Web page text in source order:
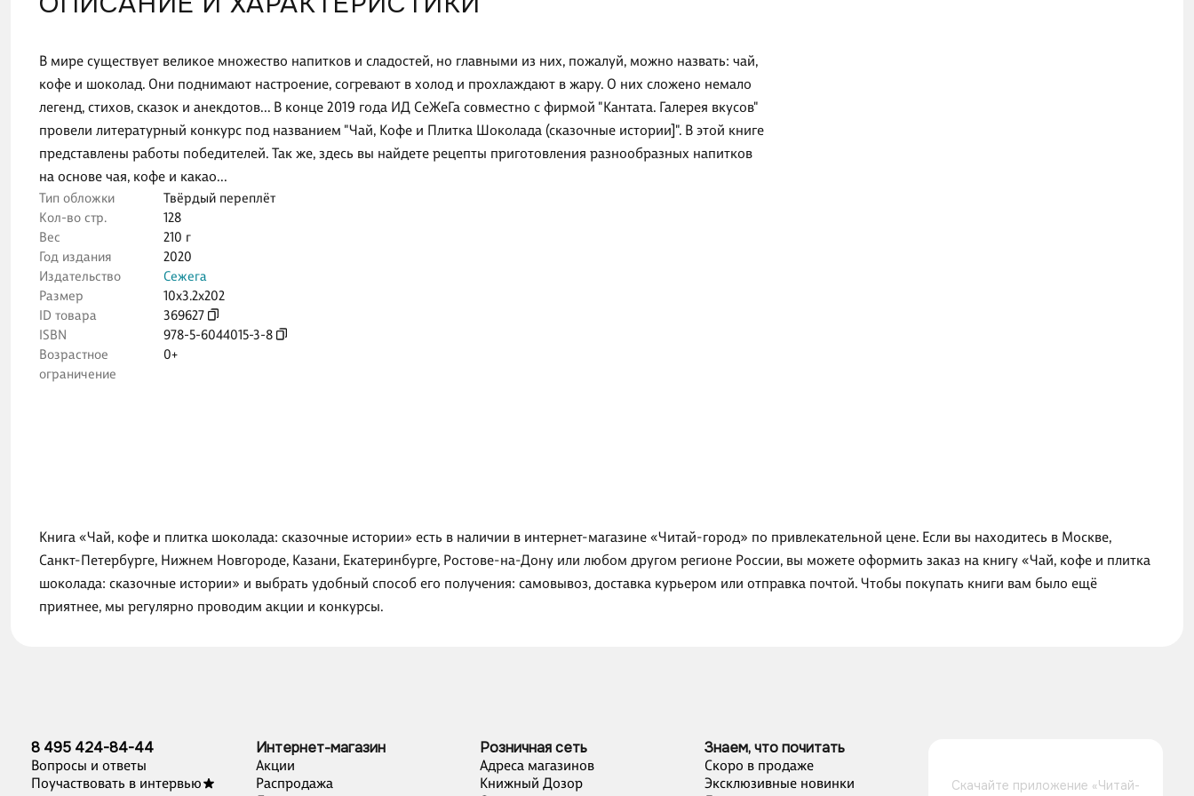
В мире существует великое множество напитков и сладостей, но главными из них, пожалуй, можно назвать: чай,
кофе и шоколад. Они поднимают настроение, согревают в холод и прохлаждают в жару. О них сложено немало
легенд, стихов, сказок и анекдотов... В конце 2019 года ИД СеЖеГа совместно с фирмой "Кантата. Галерея вкусов"
провели литературный конкурс под названием "Чай, Кофе и Плитка Шоколада (сказочные истории]". В этой книге
представлены работы победителей. Так же, здесь вы найдете рецепты приготовления разнообразных напитков
на основе чая, кофе и какао...
Тип обложки
Твёрдый переплёт
Кол-во стр.
128
Вес
210 г
Год издания
2020
Издательство
Сежега
Размер
10x3.2x202
ID товара
369627
ISBN
978-5-6044015-3-8
Возрастное
ограничение
0+
Книга «Чай, кофе и плитка шоколада: сказочные истории» есть в наличии в интернет-магазине «Читай-город» по привлекательной цене. Если вы находитесь в Москве,
Санкт-Петербурге, Нижнем Новгороде, Казани, Екатеринбурге, Ростове-на-Дону или любом другом регионе России, вы можете оформить заказ на книгу «Чай, кофе и плитка
шоколада: сказочные истории» и выбрать удобный способ его получения: самовывоз, доставка курьером или отправка почтой. Чтобы покупать книги вам было ещё
приятнее, мы регулярно проводим акции и конкурсы.
8 495 424-84-44
Вопросы и ответы
Поучаствовать в интервью
Интернет-магазин
Акции
Распродажа
Розничная сеть
Адреса магазинов
Книжный Дозор
Знаем, что почитать
Скоро в продаже
Эксклюзивные новинки
Скачайте приложение «Читай-